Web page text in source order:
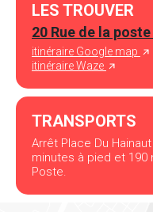
LES TROUVER
20 Rue de la
itinéraire Google map
itinéraire Waze
TRANSPORTS
Arrêt Place Du
minutes à pied et 190
Poste.